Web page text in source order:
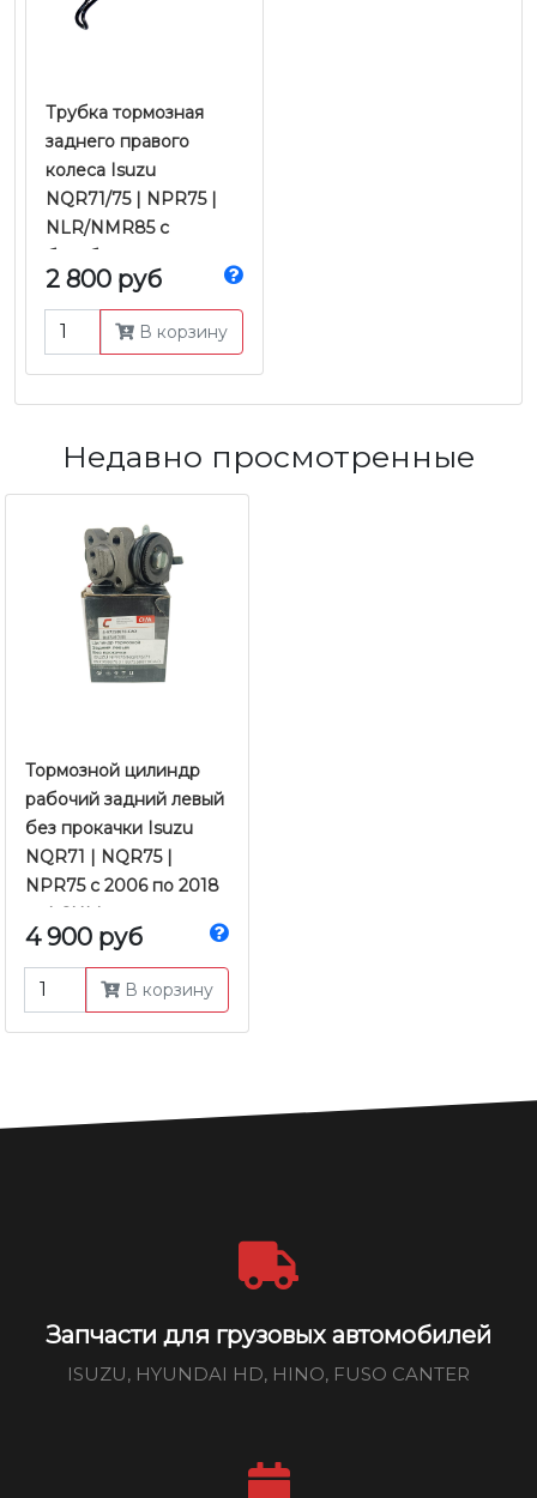
Трубка тормозная
заднего правого
колеса Isuzu
NQR71/75 | NPR75 |
NLR/NMR85 с
барабанными
тормозами | Е-2/3/4 |
JMC
2 800 руб
В корзину
Недавно просмотренные
Тормозной цилиндр
рабочий задний левый
без прокачки Isuzu
NQR71 | NQR75 |
NPR75 с 2006 по 2018
гг. | CHM
4 900 руб
В корзину
Запчасти для грузовых автомобилей
ISUZU, HYUNDAI HD, HINO, FUSO CANTER